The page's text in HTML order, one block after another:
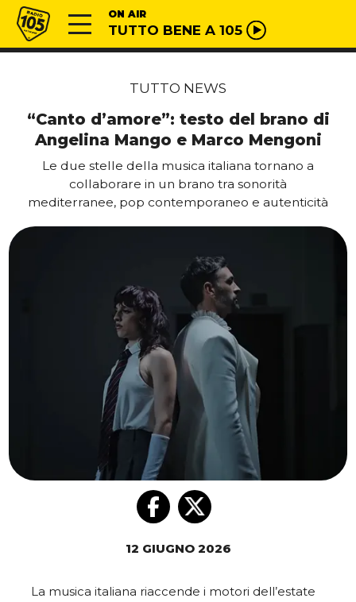
Vai al contenuto
Radio 105 ON AIR
TUTTO BENE A 105
TUTTO NEWS
“Canto d’amore”: testo del brano di
Angelina Mango e Marco Mengoni
Le due stelle della musica italiana tornano a
collaborare in un brano tra sonorità
mediterranee, pop contemporaneo e autenticità
12 GIUGNO 2026
La musica italiana riaccende i motori dell’estate